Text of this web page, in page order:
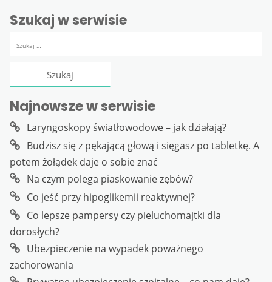
Szukaj w serwisie
Najnowsze w serwisie
Laryngoskopy światłowodowe – jak działają?
Budzisz się z pękającą głową i sięgasz po tabletkę. A
potem żołądek daje o sobie znać
Na czym polega piaskowanie zębów?
Co jeść przy hipoglikemii reaktywnej?
Co lepsze pampersy czy pieluchomajtki dla
dorosłych?
Ubezpieczenie na wypadek poważnego
zachorowania